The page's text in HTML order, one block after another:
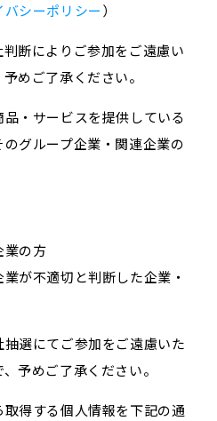
バシーポリシー）
断によりご参加をご遠慮い
めご了承ください。
・サービスを提供している
グループ企業・関連企業の
業の方
が不適切と判断した企業・
選にてご参加をご遠慮いた
予めご了承ください。
得する個人情報を下記の通